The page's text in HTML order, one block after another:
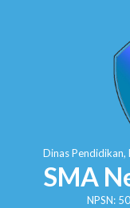
Dinas Pendidikan,
SMA
NPSN: